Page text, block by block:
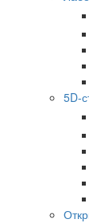
5D-